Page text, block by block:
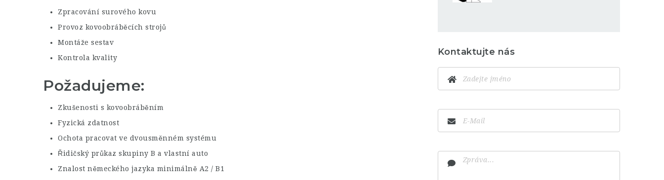
Zpracování surového kovu
Provoz kovoobráběcích strojů
Montáže sestav
Kontrola kvality
Požadujeme:
Zkušenosti s kovoobráběním
Fyzická zdatnost
Ochota pracovat ve dvousměnném systému
Řidičský průkaz skupiny B a vlastní auto
Znalost německého jazyka minimálně A2 / B1
Kontaktujte nás